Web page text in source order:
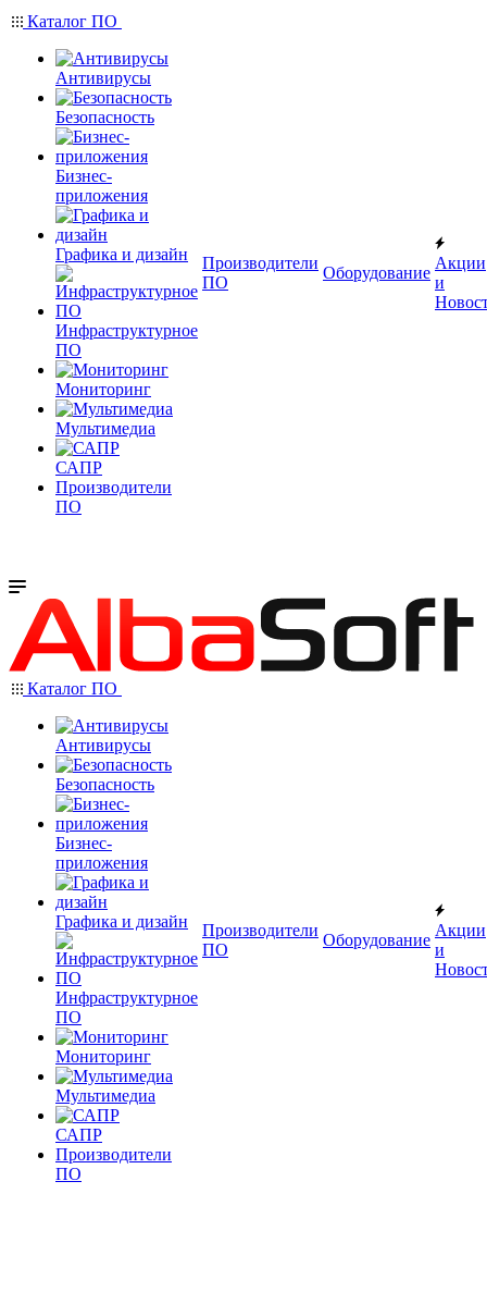
Каталог ПО
Антивирусы
Безопасность
Бизнес-
приложения
Графика и дизайн
Инфраструктурное
ПО
Мониторинг
Мультимедиа
САПР
Производители
ПО
Производители
ПО
Оборудование
Акции
и
Каталог ПО
Антивирусы
Безопасность
Бизнес-
приложения
Графика и дизайн
Инфраструктурное
ПО
Мониторинг
Мультимедиа
САПР
Производители
ПО
Производители
ПО
Оборудование
Акции
и